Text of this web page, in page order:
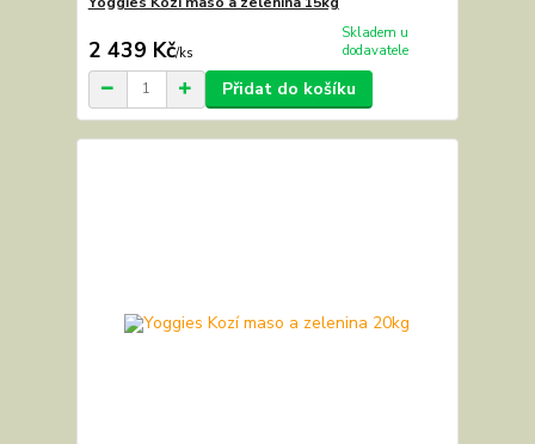
2 439 Kč/ks
Skladem u
dodavatele
Přidat do košíku